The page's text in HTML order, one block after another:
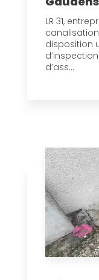
LR 31,
disposition
d’ass...